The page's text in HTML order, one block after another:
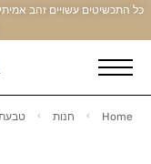
Home חנות טבעת